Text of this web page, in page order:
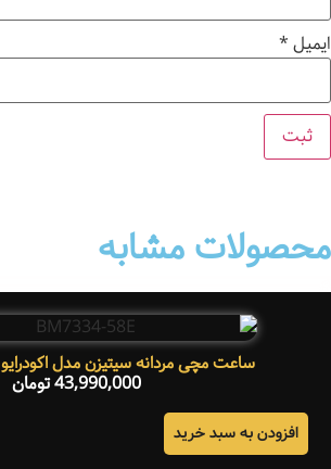
ایمیل *
محصولات مشابه
ساعت مچی مردانه سیتیزن مدل اکودرایو BM7334-58E
43,990,000تومان
افزودن به سبد خرید